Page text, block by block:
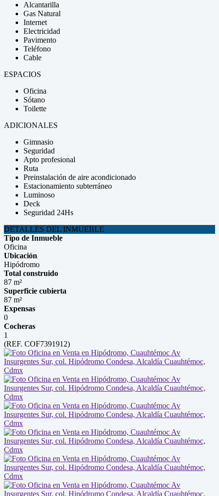
Alcantarilla
Gas Natural
Internet
Electricidad
Pavimento
Teléfono
Cable
ESPACIOS
Oficina
Sótano
Toilette
ADICIONALES
Gimnasio
Seguridad
Apto profesional
Ruta
Preinstalación de aire acondicionado
Estacionamiento subterráneo
Luminoso
Deck
Seguridad 24Hs
DETALLES DEL INMUEBLE
Tipo de Inmueble
Oficina
Ubicación
Hipódromo
Total construido
87 m²
Superficie cubierta
87 m²
Expensas
0
Cocheras
1
(REF. COF7391912)